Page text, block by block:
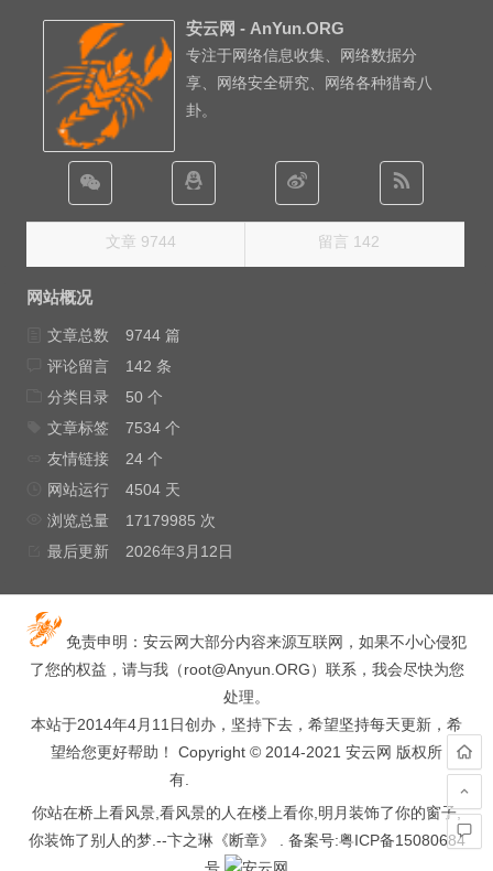
安云网 - AnYun.ORG
专注于网络信息收集、网络数据分
享、网络安全研究、网络各种猎奇八
卦。
文章 9744 留言 142
网站概况
文章总数
9744 篇
评论留言
142 条
分类目录
50 个
文章标签
7534 个
友情链接
24 个
网站运行
4504 天
浏览总量
17179985 次
最后更新
2026年3月12日
免责申明：安云网大部分内容来源互联网，如果不小心侵犯
了您的权益，请与我（root@Anyun.ORG）联系，我会尽快为您
处理。
本站于2014年4月11日创办，坚持下去，希望坚持每天更新，希
望给您更好帮助！ Copyright © 2014-2021 安云网 版权所
有.
你站在桥上看风景,看风景的人在楼上看你,明月装饰了你的窗子,
你装饰了别人的梦.--卞之琳《断章》 . 备案号:粤ICP备15080684
号